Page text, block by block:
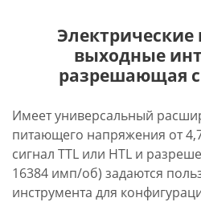
выходные
разрешающая
Имеет универсальный
питающего напряжения от
сигнал TTL или HTL и
16384 имп/об) задаются
инструмента для